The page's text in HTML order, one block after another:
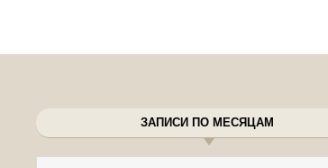
ЗАПИСИ ПО МЕСЯЦАМ